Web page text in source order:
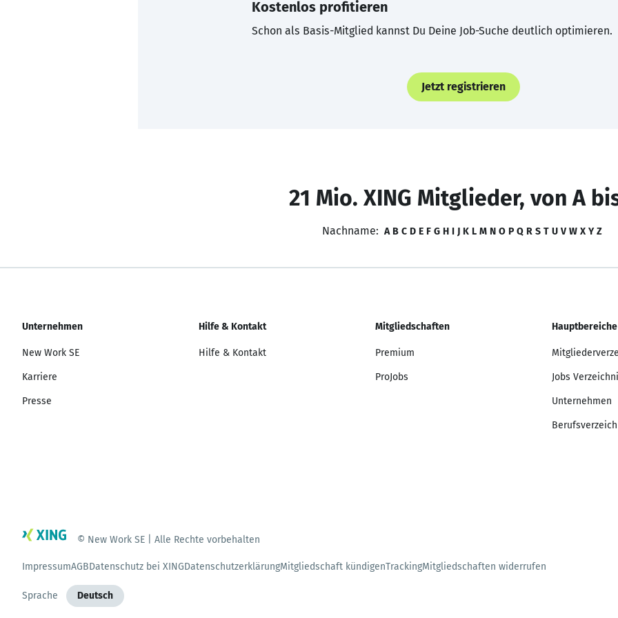
Kostenlos profitieren
Schon als Basis-Mitglied kannst Du Deine Job-Suche deutlich optimieren.
Jetzt registrieren
21 Mio. XING Mitglieder, von A
Nachname: A B C D E F G H I J K L M N O P Q R S T U V W X Y Z
Unternehmen
New Work SE
Karriere
Presse
Hilfe & Kontakt
Hilfe & Kontakt
Mitgliedschaften
Premium
ProJobs
Hauptbereiche
Jobs
Unternehmen
© New Work SE | Alle Rechte vorbehalten
ImpressumAGBDatenschutz bei XINGDatenschutzerklärungMitgliedschaft kündigenTrackingMitgliedschaften widerrufen
Sprache Deutsch